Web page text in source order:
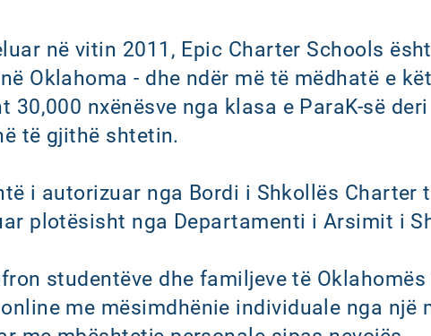
në vitin 2011, Epic Charter Schools
Oklahoma - dhe ndër më të mëdhatë e
30,000 nxënësve nga klasa e ParaK-së
të gjithë shtetin.
i autorizuar nga Bordi i Shkollës Charter
plotësisht nga Departamenti i Arsimit i
studentëve dhe familjeve të
me mësimdhënie individuale nga një